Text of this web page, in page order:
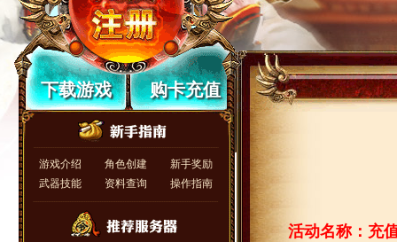
下载游戏 购卡充值
游戏介绍 角色创建
新手奖励
武器技能
资料查询 操作指南
活动名称：充